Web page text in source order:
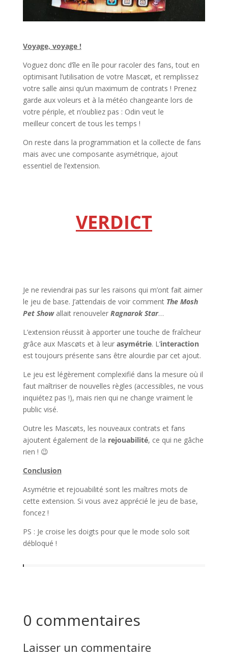
Voyage, voyage !
Voguez donc d’île en île pour racoler des fans, tout en
optimisant l’utilisation de votre Mascøt, et remplissez
votre salle ainsi qu’un maximum de contrats ! Prenez
garde aux voleurs et à la météo changeante lors de
votre périple, et n’oubliez pas : Odin veut le
meilleur concert de tous les temps !
On reste dans la programmation et la collecte de fans
mais avec une composante asymétrique, ajout
essentiel de l’extension.
VERDICT
Je ne reviendrai pas sur les raisons qui m’ont fait aimer
le jeu de base. J’attendais de voir comment The Mosh
Pet Show allait renouvelerRagnarok Star…
L’extension réussit à apporter une touche de fraîcheur
grâce aux Mascøts et à leur asymétrie. L’interaction
est toujours présente sans être alourdie par cet ajout.
Le jeu est légèrement complexifié dans la mesure où il
faut maîtriser de nouvelles règles (accessibles, ne vous
inquiétez pas !), mais rien qui ne change vraiment le
public visé.
Outre les Mascøts, les nouveaux contrats et fans
ajoutent également de la rejouabilité, ce qui ne gâche
rien ! 😉
Conclusion
Asymétrie et rejouabilité sont les maîtres mots de
cette extension. Si vous avez apprécié le jeu de base,
foncez !
PS : Je croise les doigts pour que le mode solo soit
débloqué !
0 commentaires
Laisser un commentaire